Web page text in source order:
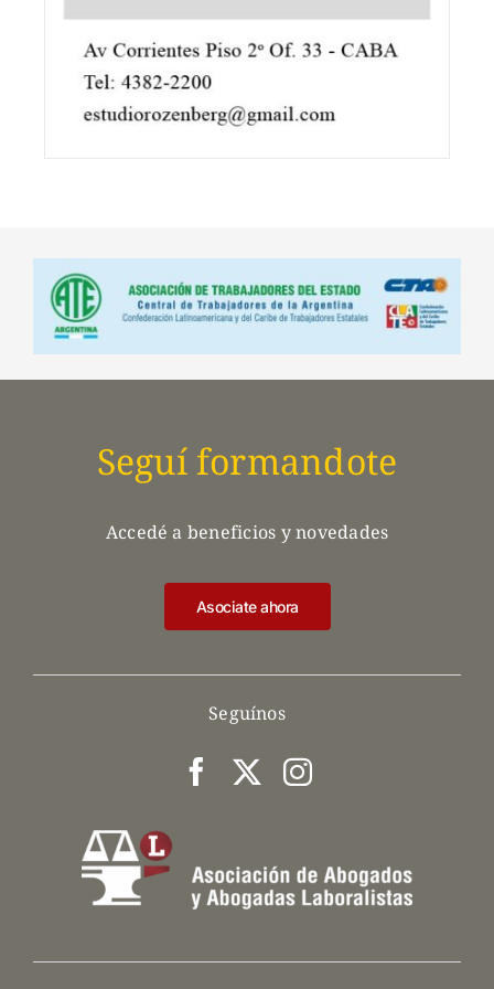
Seguínos
Seguí formandote
Accedé a beneficios y novedades
Asociate ahora